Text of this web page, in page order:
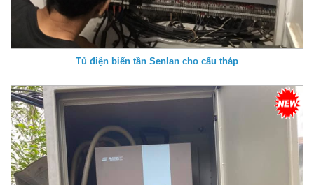
Tủ điện biến tần Senlan cho cẩu tháp